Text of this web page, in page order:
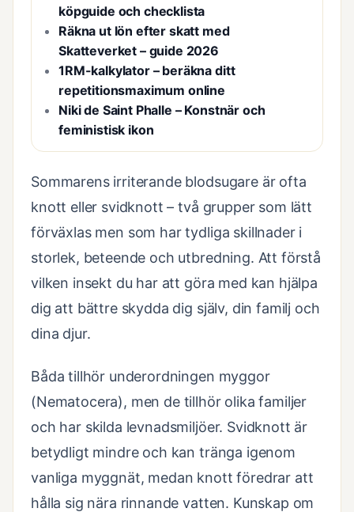
köpguide och checklista
Räkna ut lön efter skatt med
Skatteverket – guide 2026
1RM-kalkylator – beräkna ditt
repetitionsmaximum online
Niki de Saint Phalle – Konstnär och
feministisk ikon
Sommarens irriterande blodsugare är ofta
knott eller svidknott – två grupper som lätt
förväxlas men som har tydliga skillnader i
storlek, beteende och utbredning. Att förstå
vilken insekt du har att göra med kan hjälpa
dig att bättre skydda dig själv, din familj och
dina djur.
Båda tillhör underordningen myggor
(Nematocera), men de tillhör olika familjer
och har skilda levnadsmiljöer. Svidknott är
betydligt mindre och kan tränga igenom
vanliga myggnät, medan knott föredrar att
hålla sig nära rinnande vatten. Kunskap om